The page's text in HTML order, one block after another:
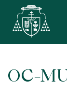
SkipOC-